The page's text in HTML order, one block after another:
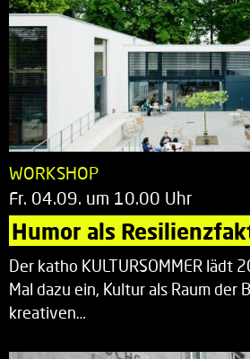
WORKSHOP
Fr. 04.09. um 10.00 Uhr
Humor als
Der katho KULTURSOMMER lädt
Mal dazu ein, Kultur als Raum der
kreativen…